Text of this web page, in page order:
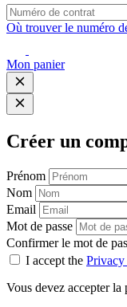
Où trouver le numéro
Mon panier
Créer un
Prénom
Nom
Email
Mot de passe
Confirmer le mot de
I accept the
Vous devez accepter